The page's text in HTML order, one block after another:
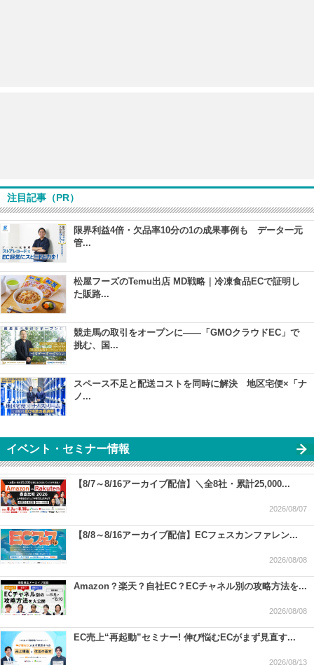
注目記事（PR）
限界利益4倍・欠品率10分の1の成果事例も データ一元
管...
松屋フーズのTemu出店 MD戦略｜冷凍食品ECで証明し
た販路...
競走馬の取引をオープンに――「GMOクラウドEC」で
挑む、国...
スペース不足と配送コストを同時に解決 地区宅便×「ナ
ノ...
イベント・セミナー情報
【8/7～8/16アーカイブ配信】＼全8社・累計25,000...
2026/08/07
【8/8～8/16アーカイブ配信】ECフェスカンファレン...
2026/08/08
Amazon？楽天？自社EC？ECチャネル別の攻略方法を...
2026/08/08
EC売上“再起動”セミナー! 伸び悩むECがまず見直す...
2026/08/13